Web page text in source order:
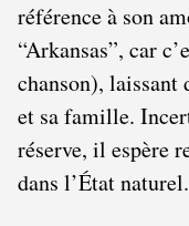
référence à son
“Arkansas”, car
chanson), laissant
et sa famille.
réserve, il espère
dans l’État naturel.